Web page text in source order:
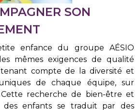
SON
enfance du groupe AÉSIO
mêmes exigences de qualité
compte de la diversité et
de chaque équipe, sur
recherche de bien-être et
des enfants se traduit par des